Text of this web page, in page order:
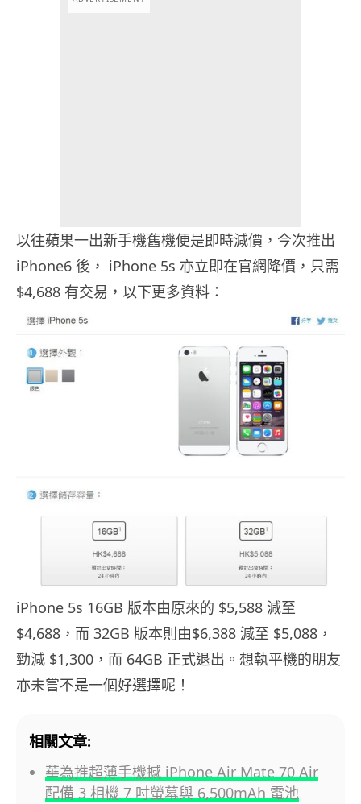
以往蘋果一出新手機舊機便是即時減價，今次推出
iPhone6 後， iPhone 5s 亦立即在官網降價，只需
$4,688 有交易，以下更多資料：
iPhone 5s 16GB 版本由原來的 $5,588 減至
$4,688，而 32GB 版本則由$6,388 減至 $5,088，
勁減 $1,300，而 64GB 正式退出。想執平機的朋友
亦未嘗不是一個好選擇呢！
相關文章:
華為推超薄手機撼 iPhone Air Mate 70 Air
配備 3 相機 7 吋螢幕與 6,500mAh 電池